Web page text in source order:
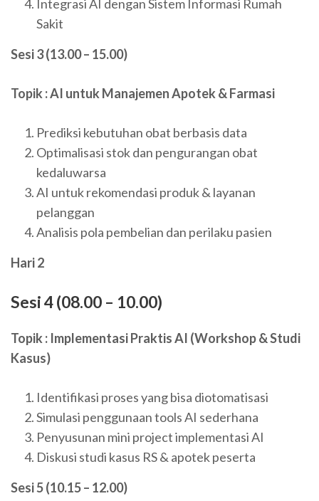
Integrasi AI dengan Sistem Informasi Rumah
Sakit
Sesi 3 (13.00 – 15.00)
Topik : AI untuk Manajemen Apotek & Farmasi
Prediksi kebutuhan obat berbasis data
Optimalisasi stok dan pengurangan obat
kedaluwarsa
AI untuk rekomendasi produk & layanan
pelanggan
Analisis pola pembelian dan perilaku pasien
Hari 2
Sesi 4 (08.00 – 10.00)
Topik : Implementasi Praktis AI (Workshop & Studi
Kasus)
Identifikasi proses yang bisa diotomatisasi
Simulasi penggunaan tools AI sederhana
Penyusunan mini project implementasi AI
Diskusi studi kasus RS & apotek peserta
Sesi 5 (10.15 – 12.00)